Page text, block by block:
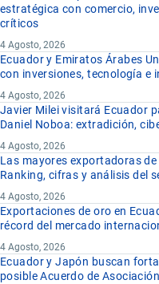
estratégica con comercio,
críticos
4 Agosto, 2026
Ecuador y Emiratos Árabes
con inversiones, tecnología e
4 Agosto, 2026
Javier Milei visitará Ecuador
Daniel Noboa: extradición,
4 Agosto, 2026
Las mayores exportadoras
Ranking, cifras y análisis del
4 Agosto, 2026
Exportaciones de oro en
récord del mercado
4 Agosto, 2026
Ecuador y Japón buscan
posible Acuerdo de